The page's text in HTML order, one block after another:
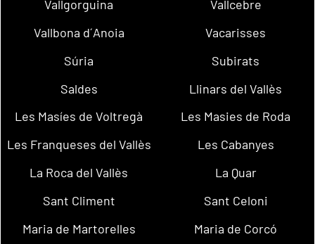
Vallgorguina
Vallcebre
Vallbona d´Anoia
Vacarisses
Súria
Subirats
Saldes
Llinars del Vallès
Les Masíes de Voltregà
Les Masies de Roda
Les Franqueses del Vallès
Les Cabanyes
La Roca del Vallès
La Quar
Sant Climent
Sant Celoni
Maria de Martorelles
Maria de Corcó